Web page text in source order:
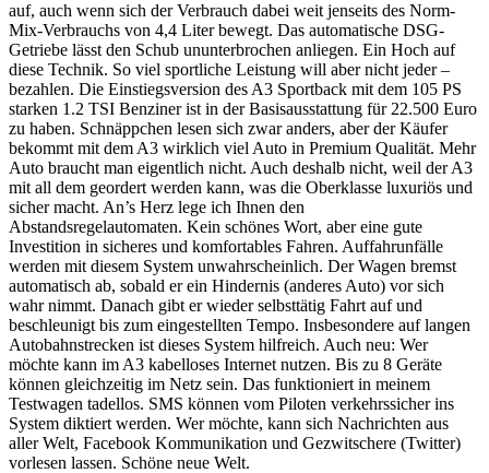
auf, auch wenn sich der Verbrauch dabei weit jenseits des Norm-
Mix-Verbrauchs von 4,4 Liter bewegt. Das automatische DSG-
Getriebe lässt den Schub ununterbrochen anliegen. Ein Hoch auf
diese Technik. So viel sportliche Leistung will aber nicht jeder –
bezahlen. Die Einstiegsversion des A3 Sportback mit dem 105 PS
starken 1.2 TSI Benziner ist in der Basisausstattung für 22.500 Euro
zu haben. Schnäppchen lesen sich zwar anders, aber der Käufer
bekommt mit dem A3 wirklich viel Auto in Premium Qualität. Mehr
Auto braucht man eigentlich nicht. Auch deshalb nicht, weil der A3
mit all dem geordert werden kann, was die Oberklasse luxuriös und
sicher macht. An’s Herz lege ich Ihnen den
Abstandsregelautomaten. Kein schönes Wort, aber eine gute
Investition in sicheres und komfortables Fahren. Auffahrunfälle
werden mit diesem System unwahrscheinlich. Der Wagen bremst
automatisch ab, sobald er ein Hindernis (anderes Auto) vor sich
wahr nimmt. Danach gibt er wieder selbsttätig Fahrt auf und
beschleunigt bis zum eingestellten Tempo. Insbesondere auf langen
Autobahnstrecken ist dieses System hilfreich. Auch neu: Wer
möchte kann im A3 kabelloses Internet nutzen. Bis zu 8 Geräte
können gleichzeitig im Netz sein. Das funktioniert in meinem
Testwagen tadellos. SMS können vom Piloten verkehrssicher ins
System diktiert werden. Wer möchte, kann sich Nachrichten aus
aller Welt, Facebook Kommunikation und Gezwitschere (Twitter)
vorlesen lassen. Schöne neue Welt.